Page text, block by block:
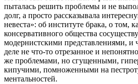
пыталась решить проблемы и не
долг, а просто рассказывала
невеста»: об институте брака, о том,
консервативного общества
модернистскими представлениями, и
деле не что-то отрезанное и
же проблемами, но сгущенными,
кипучими, помноженными на
ментальностей.